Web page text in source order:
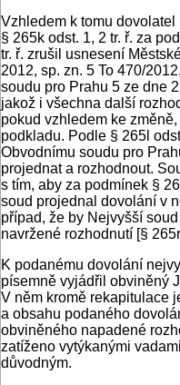
Vzhledem k tomu
§ 265k odst. 1, 2 tr. ř. za
tr. ř. zrušil usnesení
2012, sp. zn. 5 To 470/
soudu pro Prahu 5 ze dne
jakož i všechna další
pokud vzhledem ke
podkladu. Podle § 265l
Obvodnímu soudu pro
projednat a rozhodnout.
s tím, aby za podmínek §
soud projednal dovolání v
případ, že by Nejvyšší
navržené rozhodnutí [§
K podanému dovolání
písemně vyjádřil obviněný
V něm kromě rekapitulace
a obsahu podaného
obviněného napadené
zatíženo vytýkanými
důvodným.